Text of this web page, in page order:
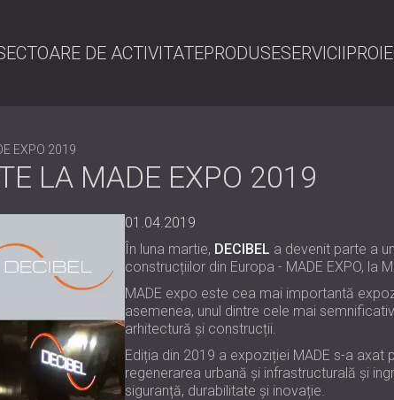
DE ACTIVITATEPRODUSESERVICII
EXPO 2019
LA MADE EXPO 2019
01.04.2019
În luna martie, DECIBEL a devenit parte a
construcțiilor din Europa - MADE EXPO, la
MADE expo este cea mai importantă
asemenea, unul dintre cele mai
arhitectură și construcții.
Ediția din 2019 a expoziției MADE s-a
regenerarea urbană și infrastructurală și
siguranță, durabilitate și inovație.